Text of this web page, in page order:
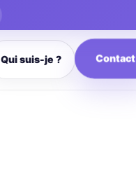
Qui suis-je ? Contact